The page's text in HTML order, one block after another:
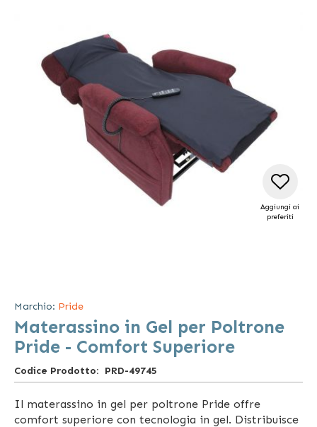
immagini
galleria
di
immagini
Aggiungi ai
preferiti
Marchio: Pride
Materassino in Gel per Poltrone
Pride - Comfort Superiore
Codice Prodotto PRD-49745
Il materassino in gel per poltrone Pride offre
comfort superiore con tecnologia in gel. Distribuisce